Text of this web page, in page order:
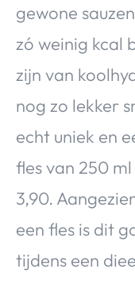
gewone
zó weinig kcal
zijn van
nog zo lekker
echt uniek en
fles van 250
3,90.
een fles is dit
tijdens een